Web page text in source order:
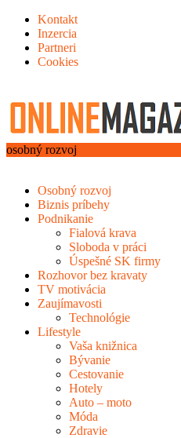
Kontakt
Inzercia
Partneri
Cookies
osobný rozvoj
Osobný rozvoj
Biznis príbehy
Podnikanie
Fialová krava
Sloboda v práci
Úspešné SK firmy
Rozhovor bez kravaty
TV motivácia
Zaujímavosti
Technológie
Lifestyle
Vaša knižnica
Bývanie
Cestovanie
Hotely
Auto – moto
Móda
Zdravie